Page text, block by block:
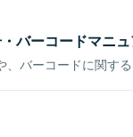
バーコードマニ
、バーコードに関す